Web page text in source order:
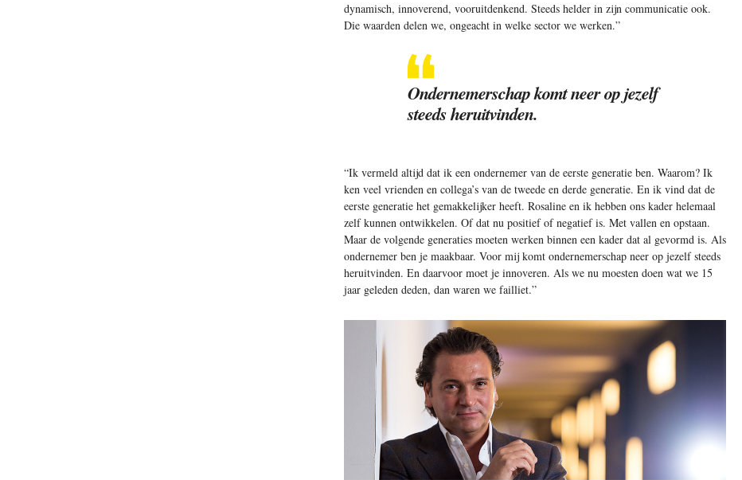
dynamisch, innoverend, vooruitdenkend. Steeds helder in zijn communicatie ook.
Die waarden delen we, ongeacht in welke sector we werken.”
Ondernemerschap komt neer op jezelf
steeds heruitvinden.
“Ik vermeld altijd dat ik een ondernemer van de eerste generatie ben. Waarom? Ik
ken veel vrienden en collega’s van de tweede en derde generatie. En ik vind dat de
eerste generatie het gemakkelijker heeft. Rosaline en ik hebben ons kader helemaal
zelf kunnen ontwikkelen. Of dat nu positief of negatief is. Met vallen en opstaan.
Maar de volgende generaties moeten werken binnen een kader dat al gevormd is. Als
ondernemer ben je maakbaar. Voor mij komt ondernemerschap neer op jezelf steeds
heruitvinden. En daarvoor moet je innoveren. Als we nu moesten doen wat we 15
jaar geleden deden, dan waren we failliet.”